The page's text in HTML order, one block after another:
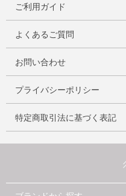
ご利用ガイド
よくあるご質問
お問い合わせ
プライバシーポリシー
特定商取引法に基づく表記